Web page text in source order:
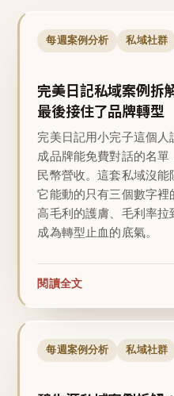
每週案例分析 私域社群
完美日記私域案例拆
最後接住了品牌轉型
完美日記用小完子這個
成品牌能免費對話的名單
民幣營收。這套私域沒
它能動的只有三個數字
高毛利的護膚、毛利率拉
成為轉型止血的底氣。
閱讀全文
每週案例分析 私域社群